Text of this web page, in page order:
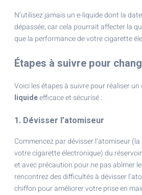
N’utilisez jamais un e-liquide dont la
dépassée, car cela pourrait affecter la
que la performance de votre cigarette
Étapes à suivre pour
Voici les étapes à suivre pour réaliser un
liquideefficace et sécurisé :
1. Dévisser l’atomiseur
Commencez par dévisser l’atomiseur
votre cigarette électronique) du
et avec précaution pour ne pas abîmer
rencontrez des difficultés à dévisser
chiffon pour améliorer votre prise en